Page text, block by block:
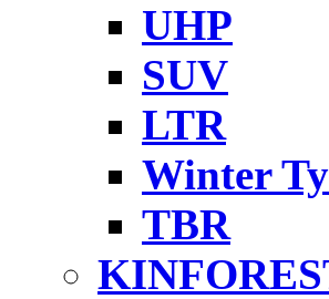
UHP
SUV
LTR
Winter
TBR